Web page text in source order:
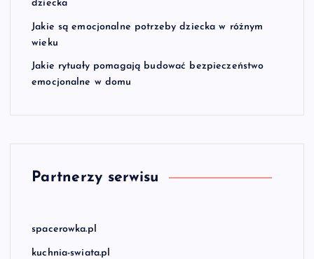
dziecka
Jakie są emocjonalne potrzeby dziecka w różnym
wieku
Jakie rytuały pomagają budować bezpieczeństwo
emocjonalne w domu
Partnerzy serwisu
spacerowka.pl
kuchnia-swiata.pl